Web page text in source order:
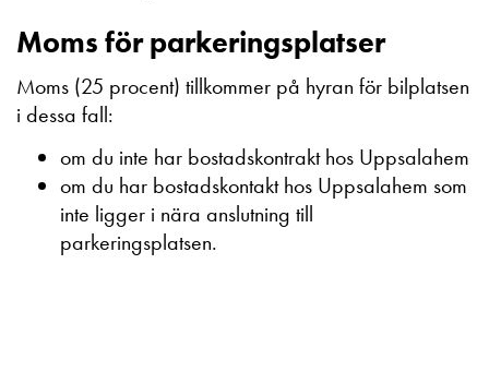
Moms för parkeringsplatser
Moms (25 procent) tillkommer på hyran för bilplatsen
i dessa fall:
om du inte har bostadskontrakt hos Uppsalahem
om du har bostadskontakt hos Uppsalahem som
inte ligger i nära anslutning till
parkeringsplatsen.